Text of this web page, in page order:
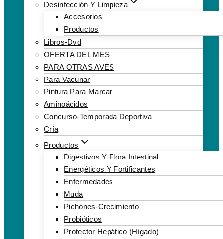
Desinfección Y Limpieza
Accesorios
Productos
Libros-Dvd
OFERTA DEL MES
PARA OTRAS AVES
Para Vacunar
Pintura Para Marcar
Aminoácidos
Concurso-Temporada Deportiva
Cría
Productos
Digestivos Y Flora Intestinal
Energéticos Y Fortificantes
Enfermedades
Muda
Pichones-Crecimiento
Probióticos
Protector Hepático (hígado)